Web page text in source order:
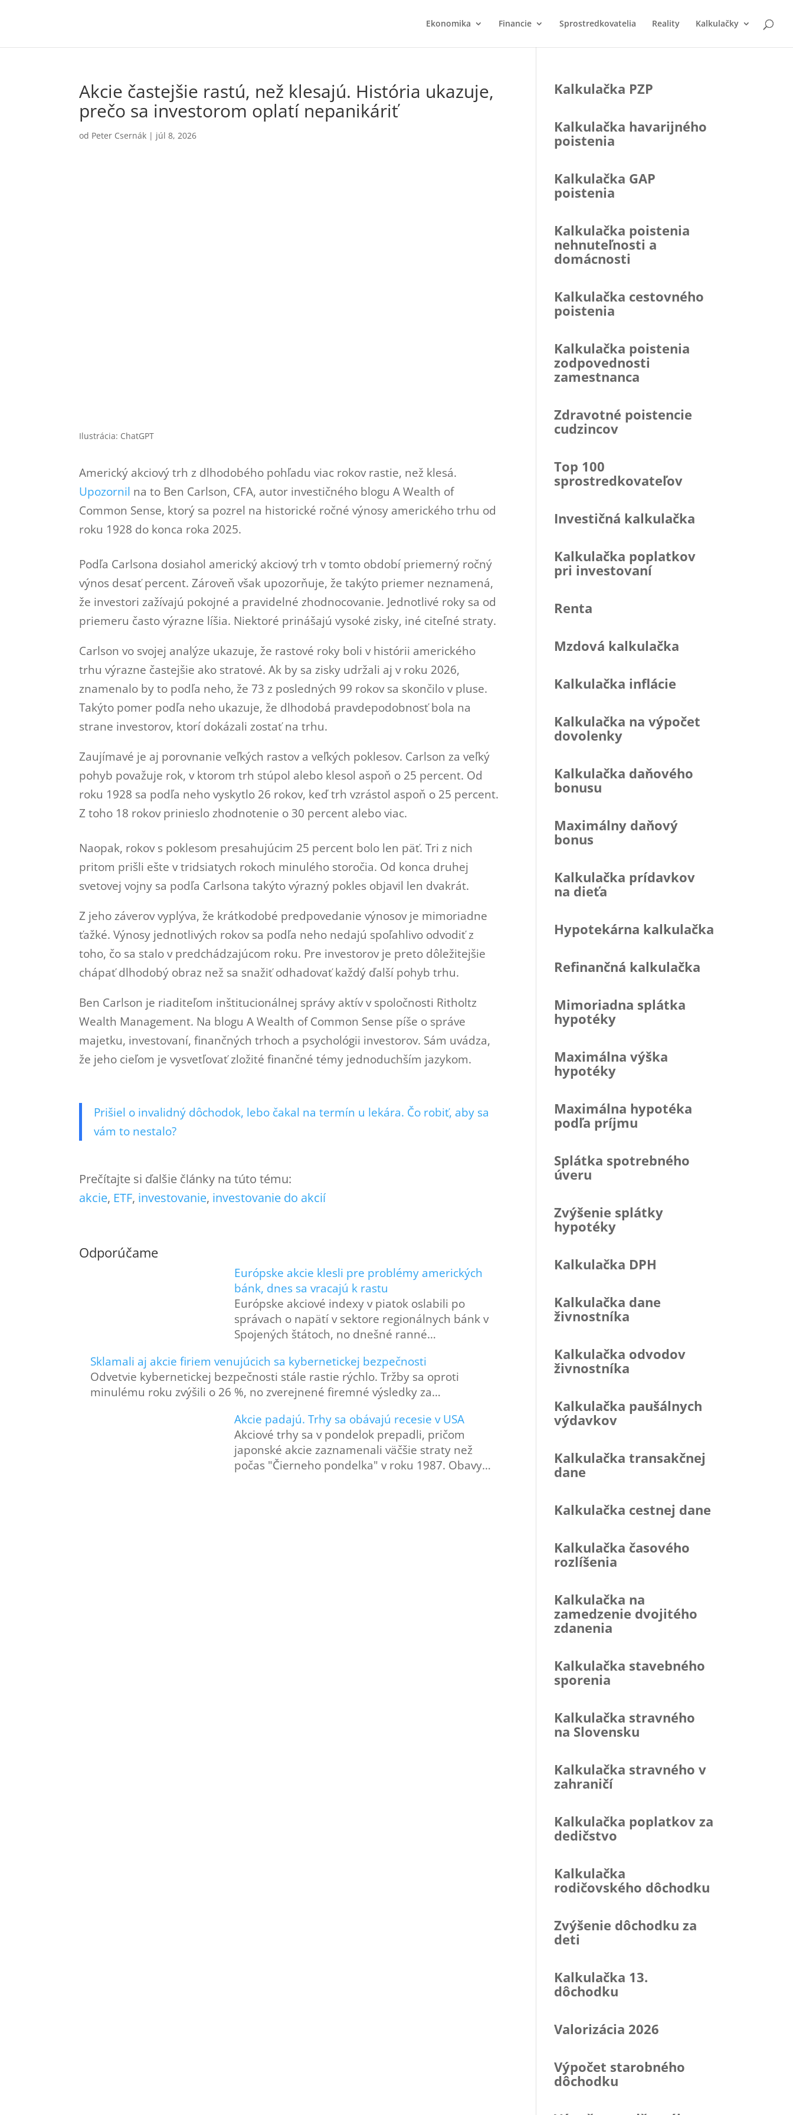
Ekonomika Financie Sprostredkovatelia Reality Kalkulačky
Akcie častejšie rastú, než klesajú. História ukazuje,
prečo sa investorom oplatí nepanikáriť
od Peter Csernák | júl 8, 2026
Ilustrácia: ChatGPT
Americký akciový trh z dlhodobého pohľadu viac rokov rastie, než klesá.
Upozornil na to Ben Carlson, CFA, autor investičného blogu A Wealth of
Common Sense, ktorý sa pozrel na historické ročné výnosy amerického trhu od
roku 1928 do konca roka 2025.
Podľa Carlsona dosiahol americký akciový trh v tomto období priemerný ročný
výnos desať percent. Zároveň však upozorňuje, že takýto priemer neznamená,
že investori zažívajú pokojné a pravidelné zhodnocovanie. Jednotlivé roky sa od
priemeru často výrazne líšia. Niektoré prinášajú vysoké zisky, iné citeľné straty.
Carlson vo svojej analýze ukazuje, že rastové roky boli v histórii amerického
trhu výrazne častejšie ako stratové. Ak by sa zisky udržali aj v roku 2026,
znamenalo by to podľa neho, že 73 z posledných 99 rokov sa skončilo v pluse.
Takýto pomer podľa neho ukazuje, že dlhodobá pravdepodobnosť bola na
strane investorov, ktorí dokázali zostať na trhu.
Zaujímavé je aj porovnanie veľkých rastov a veľkých poklesov. Carlson za veľký
pohyb považuje rok, v ktorom trh stúpol alebo klesol aspoň o 25 percent. Od
roku 1928 sa podľa neho vyskytlo 26 rokov, keď trh vzrástol aspoň o 25 percent.
Z toho 18 rokov prinieslo zhodnotenie o 30 percent alebo viac.
Naopak, rokov s poklesom presahujúcim 25 percent bolo len päť. Tri z nich
pritom prišli ešte v tridsiatych rokoch minulého storočia. Od konca druhej
svetovej vojny sa podľa Carlsona takýto výrazný pokles objavil len dvakrát.
Z jeho záverov vyplýva, že krátkodobé predpovedanie výnosov je mimoriadne
ťažké. Výnosy jednotlivých rokov sa podľa neho nedajú spoľahlivo odvodiť z
toho, čo sa stalo v predchádzajúcom roku. Pre investorov je preto dôležitejšie
chápať dlhodobý obraz než sa snažiť odhadovať každý ďalší pohyb trhu.
Ben Carlson je riaditeľom inštitucionálnej správy aktív v spoločnosti Ritholtz
Wealth Management. Na blogu A Wealth of Common Sense píše o správe
majetku, investovaní, finančných trhoch a psychológii investorov. Sám uvádza,
že jeho cieľom je vysvetľovať zložité finančné témy jednoduchším jazykom.
Prišiel o invalidný dôchodok, lebo čakal na termín u lekára. Čo robiť, aby sa
vám to nestalo?
Prečítajte si ďalšie články na túto tému:
akcie, ETF, investovanie, investovanie do akcií
Odporúčame
Európske akcie klesli pre problémy amerických
bánk, dnes sa vracajú k rastu
Európske akciové indexy v piatok oslabili po
správach o napätí v sektore regionálnych bánk v
Spojených štátoch, no dnešné ranné…
Sklamali aj akcie firiem venujúcich sa kybernetickej bezpečnosti
Odvetvie kybernetickej bezpečnosti stále rastie rýchlo. Tržby sa oproti
minulému roku zvýšili o 26 %, no zverejnené firemné výsledky za…
Akcie padajú. Trhy sa obávajú recesie v USA
Akciové trhy sa v pondelok prepadli, pričom
japonské akcie zaznamenali väčšie straty než
počas "Čierneho pondelka" v roku 1987. Obavy…
Kalkulačka PZP
Kalkulačka havarijného
poistenia
Kalkulačka GAP
poistenia
Kalkulačka poistenia
nehnuteľnosti a
domácnosti
Kalkulačka cestovného
poistenia
Kalkulačka poistenia
zodpovednosti
zamestnanca
Zdravotné poistencie
cudzincov
Top 100
sprostredkovateľov
Investičná kalkulačka
Kalkulačka poplatkov
pri investovaní
Renta
Mzdová kalkulačka
Kalkulačka inflácie
Kalkulačka na výpočet
dovolenky
Kalkulačka daňového
bonusu
Maximálny daňový
bonus
Kalkulačka prídavkov
na dieťa
Hypotekárna kalkulačka
Refinančná kalkulačka
Mimoriadna splátka
hypotéky
Maximálna výška
hypotéky
Maximálna hypotéka
podľa príjmu
Splátka spotrebného
úveru
Zvýšenie splátky
hypotéky
Kalkulačka DPH
Kalkulačka dane
živnostníka
Kalkulačka odvodov
živnostníka
Kalkulačka paušálnych
výdavkov
Kalkulačka transakčnej
dane
Kalkulačka cestnej dane
Kalkulačka časového
rozlíšenia
Kalkulačka na
zamedzenie dvojitého
zdanenia
Kalkulačka stavebného
sporenia
Kalkulačka stravného
na Slovensku
Kalkulačka stravného v
zahraničí
Kalkulačka poplatkov za
dedičstvo
Kalkulačka
rodičovského dôchodku
Zvýšenie dôchodku za
deti
Kalkulačka 13.
dôchodku
Valorizácia 2026
Výpočet starobného
dôchodku